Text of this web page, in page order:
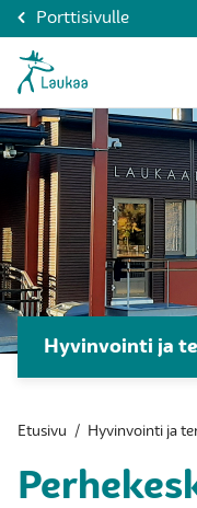
Porttisivulle
Hyvinvointi ja
Etusivu / Hyvinvointi ja